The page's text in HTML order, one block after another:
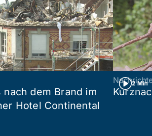
nach dem Brand im
Hotel Continental
2 Min